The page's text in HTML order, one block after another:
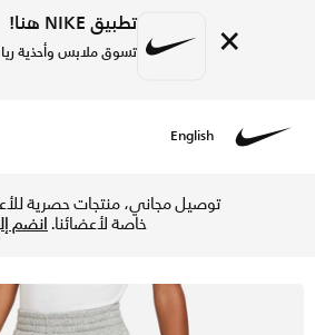
× تطبيق NIKE هنا!
تسوق ملابس وأحذية
English
توصيل مجاني، منتجات حصرية
خاصة لأعضائنا.انضم